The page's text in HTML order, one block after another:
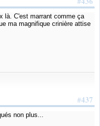
là. C'est marrant comme ça
ma magnifique crinière attise
#437
non plus...